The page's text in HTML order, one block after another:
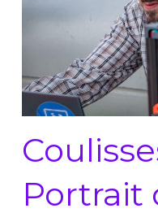
Portrait